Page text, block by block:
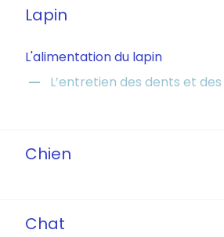
Lapin
L'alimentation du lapin
remove L’entretien des dents et
Chien
Chat